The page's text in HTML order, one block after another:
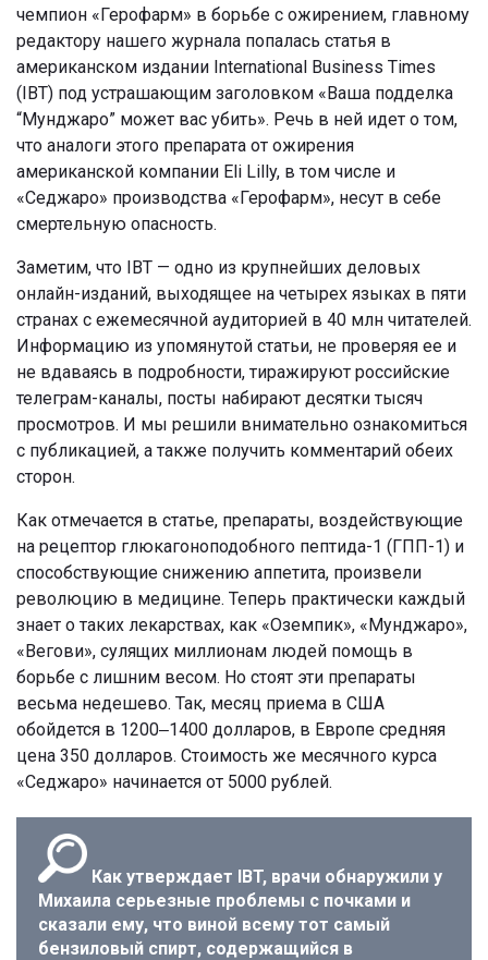
чемпион «Герофарм» в борьбе с ожирением, главному
редактору нашего журнала попалась статья в
американском издании International Business Times
(IBT) под устрашающим заголовком «Ваша подделка
“Мунджаро” может вас убить». Речь в ней идет о том,
что аналоги этого препарата от ожирения
американской компании Eli Lilly, в том числе и
«Седжаро» производства «Герофарм», несут в себе
смертельную опасность.
Заметим, что IBT — одно из крупнейших деловых
онлайн-изданий, выходящее на четырех языках в пяти
странах с ежемесячной аудиторией в 40 млн читателей.
Информацию из упомянутой статьи, не проверяя ее и
не вдаваясь в подробности, тиражируют российские
телеграм-каналы, посты набирают десятки тысяч
просмотров. И мы решили внимательно ознакомиться
с публикацией, а также получить комментарий обеих
сторон.
Как отмечается в статье, препараты, воздействующие
на рецептор глюкагоноподобного пептида-1 (ГПП-1) и
способствующие снижению аппетита, произвели
революцию в медицине. Теперь практически каждый
знает о таких лекарствах, как «Оземпик», «Мунджаро»,
«Вегови», сулящих миллионам людей помощь в
борьбе с лишним весом. Но стоят эти препараты
весьма недешево. Так, месяц приема в США
обойдется в 1200‒1400 долларов, в Европе средняя
цена 350 долларов. Стоимость же месячного курса
«Седжаро» начинается от 5000 рублей.
Как утверждает IBT, врачи обнаружили у
Михаила серьезные проблемы с почками и
сказали ему, что виной всему тот самый
бензиловый спирт, содержащийся в